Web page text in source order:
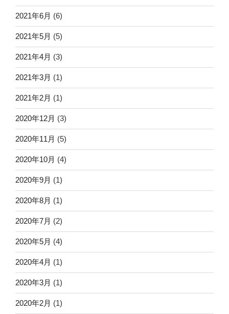
2021年6月 (6)
2021年5月 (5)
2021年4月 (3)
2021年3月 (1)
2021年2月 (1)
2020年12月 (3)
2020年11月 (5)
2020年10月 (4)
2020年9月 (1)
2020年8月 (1)
2020年7月 (2)
2020年5月 (4)
2020年4月 (1)
2020年3月 (1)
2020年2月 (1)